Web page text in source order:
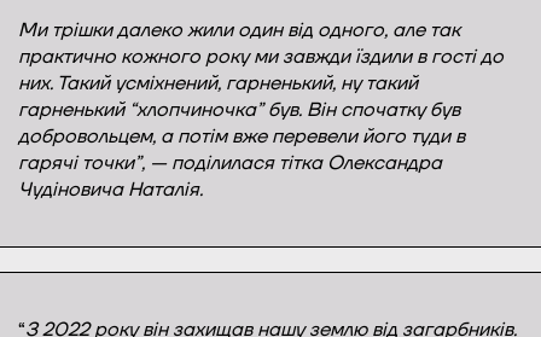
Ми трішки далеко жили один від одного, але так
практично кожного року ми завжди їздили в гості до
них. Такий усміхнений, гарненький, ну такий
гарненький “хлопчиночка” був. Він спочатку був
добровольцем, а потім вже перевели його туди в
гарячі точки”, — поділилася тітка Олександра
Чудіновича Наталія.
“З 2022 року він захищав нашу землю від загарбників.